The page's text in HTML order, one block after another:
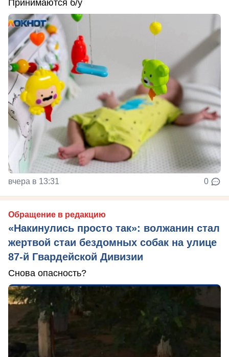
Принимаются б/у
вчера в 13:31 0
Обращение в редакцию
«Накинулись просто так»: волжанин стал
жертвой стаи бездомных собак на улице
87-й Гвардейской Дивизии
Снова опасность?